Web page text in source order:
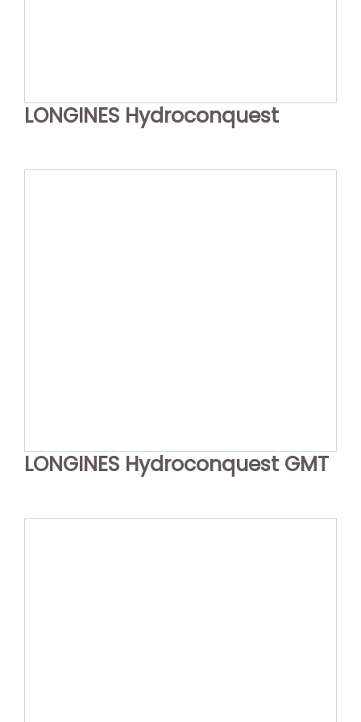
LONGINES Hydroconquest
LONGINES Hydroconquest GMT